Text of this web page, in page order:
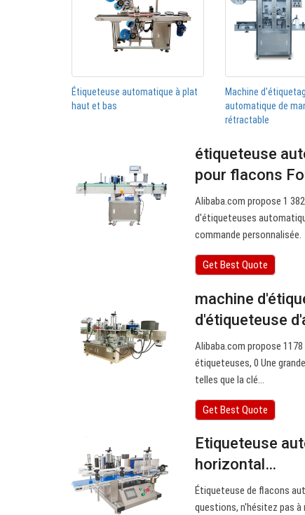
Étiqueteuse automatique à plat
haut et bas
Machine
automatique de
rétractable
étiqueteuse
pour flacons
Alibaba.com propose 1
d'étiqueteuses
commande personnalisée.
Get Best Quote
machine
d'étiqueteuse
Alibaba.com propose
étiqueteuses, 0 Une
telles que la clé…
Get Best Quote
Etiqueteuse
horizontal…
Étiqueteuse de flacons
questions, n'hésitez pas à